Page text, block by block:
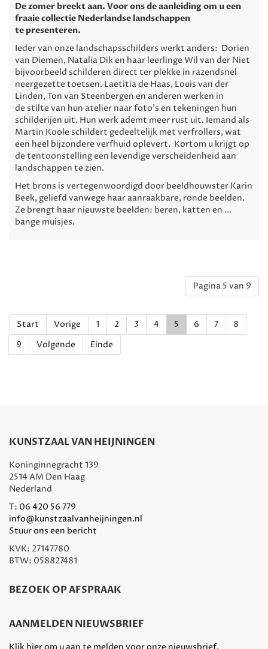
De zomer breekt aan. Voor ons de aanleiding om u een
fraaie collectie Nederlandse landschappen
te presenteren.
Ieder van onze landschapsschilders werkt anders: Dorien
van Diemen, Natalia Dik en haar leerlinge Wil van der Niet
bijvoorbeeld schilderen direct ter plekke in razendsnel
neergezette toetsen. Laetitia de Haas, Louis van der
Linden, Ton van Steenbergen en anderen werken in
de stilte van hun atelier naar foto's en tekeningen hun
schilderijen uit. Hun werk ademt meer rust uit. Iemand als
Martin Koole schildert gedeeltelijk met verfrollers, wat
een heel bijzondere verfhuid oplevert. Kortom u krijgt op
de tentoonstelling een levendige verscheidenheid aan
landschappen te zien.
Het brons is vertegenwoordigd door beeldhouwster Karin
Beek, geliefd vanwege haar aanraakbare, ronde beelden.
Ze brengt haar nieuwste beelden: beren, katten en ...
bange muisjes.
Pagina 5 van 9
Start Vorige 1 2 3 4 5 6 7
8
9
Volgende Einde
KUNSTZAAL VAN HEIJNINGEN
Koninginnegracht 139
2514 AM Den Haag
Nederland
T: 06 420 56 779
info@kunstzaalvanheijningen.nl
Stuur ons een bericht
KVK: 27147780
BTW: 058827481
BEZOEK OP AFSPRAAK
AANMELDEN NIEUWSBRIEF